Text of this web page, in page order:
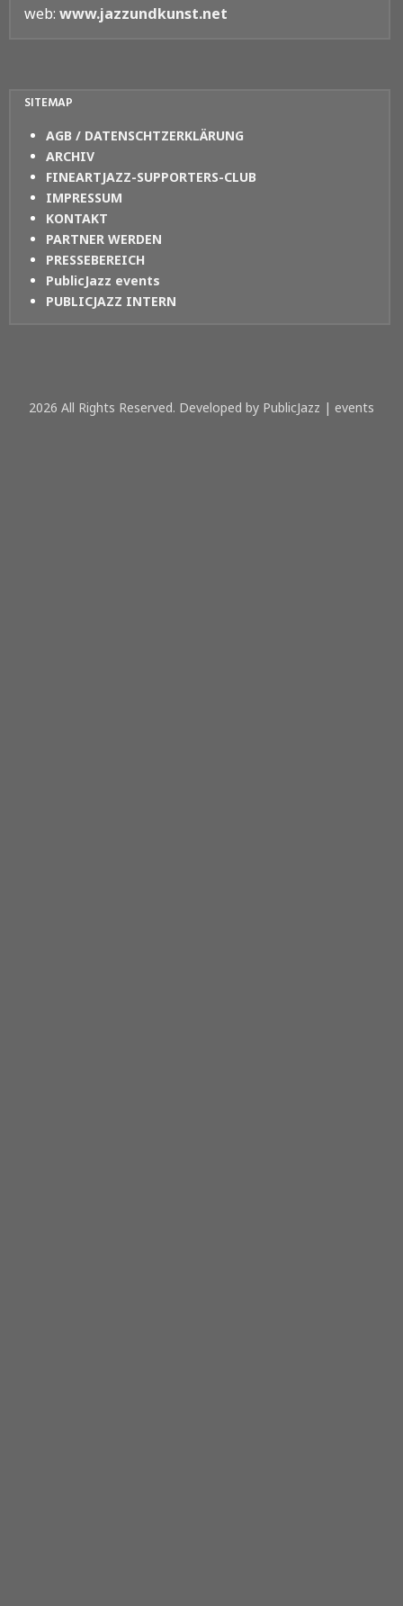
web: www.jazzundkunst.net
SITEMAP
AGB / DATENSCHTZERKLÄRUNG
ARCHIV
FINEARTJAZZ-SUPPORTERS-CLUB
IMPRESSUM
KONTAKT
PARTNER WERDEN
PRESSEBEREICH
PublicJazz events
PUBLICJAZZ INTERN
2026 All Rights Reserved. Developed by PublicJazz | events